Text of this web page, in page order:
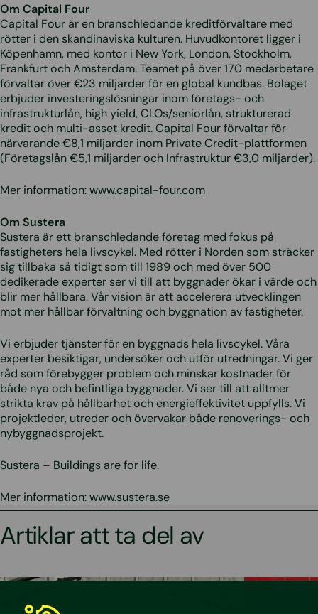
Om Capital Four
Capital Four är en branschledande kreditförvaltare med
rötter i den skandinaviska kulturen. Huvudkontoret ligger i
Köpenhamn, med kontor i New York, London, Stockholm,
Frankfurt och Amsterdam. Teamet på över 170 medarbetare
förvaltar över €23 miljarder för en global kundbas. Bolaget
erbjuder investeringslösningar inom företags- och
infrastrukturlån, high yield, CLOs/seniorlån, strukturerad
kredit och multi-asset kredit. Capital Four förvaltar för
närvarande €8,1 miljarder inom Private Credit-plattformen
(Företagslån €5,1 miljarder och Infrastruktur €3,0 miljarder).
Mer information:www.capital-four.com
Om Sustera
Sustera är ett branschledande företag med fokus på
fastigheters hela livscykel. Med rötter i Norden som sträcker
sig tillbaka så tidigt som till 1989 och med över 500
dedikerade experter ser vi till att byggnader ökar i värde och
blir mer hållbara. Vår vision är att accelerera utvecklingen
mot mer hållbar förvaltning och byggnation av fastigheter.
Vi erbjuder tjänster för en byggnads hela livscykel. Våra
experter besiktigar, undersöker och utför utredningar. Vi ger
råd som förebygger problem och minskar kostnader för
både nya och befintliga byggnader. Vi ser till att alltmer
strikta krav på hållbarhet och energieffektivitet uppfylls. Vi
projektleder, utreder och övervakar både renoverings- och
nybyggnadsprojekt.
Sustera – Buildings are for life.
Mer information:www.sustera.se
Artiklar att ta del av